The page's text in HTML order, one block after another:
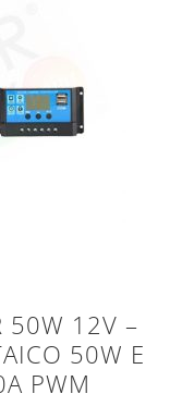
50W 12V –
50W E
PWM